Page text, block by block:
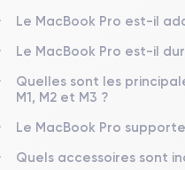
Le MacBook Pro est-il
Le MacBook Pro est-il
Quelles sont les
M1, M2 et M3 ?
Le MacBook Pro
Quels accessoires sont